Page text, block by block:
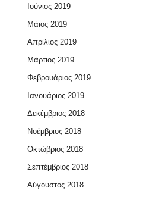
Ιούνιος 2019
Μάιος 2019
Απρίλιος 2019
Μάρτιος 2019
Φεβρουάριος 2019
Ιανουάριος 2019
Δεκέμβριος 2018
Νοέμβριος 2018
Οκτώβριος 2018
Σεπτέμβριος 2018
Αύγουστος 2018